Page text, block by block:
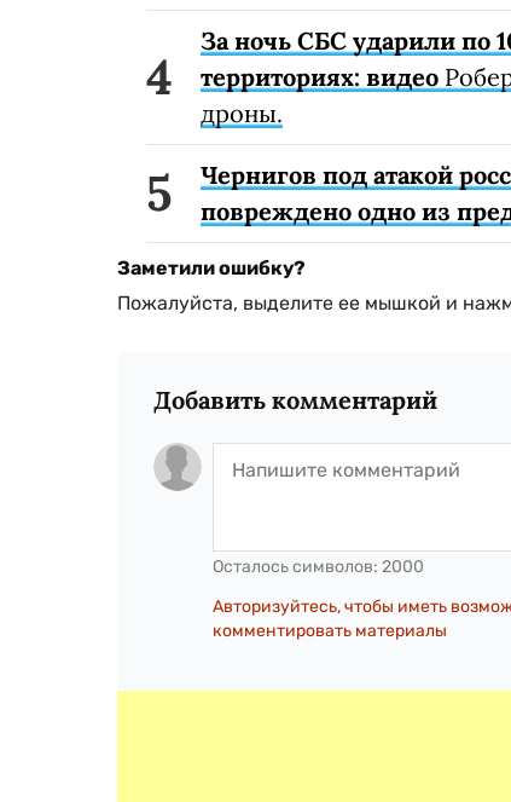
За ночь СБС ударили по
территориях: видео
дроны.
Чернигов под атакой
повреждено одно из
Заметили ошибку?
Пожалуйста, выделите ее мышкой и
Добавить комментарий
Осталось символов: 2000
Авторизуйтесь, чтобы иметь
комментировать материалы